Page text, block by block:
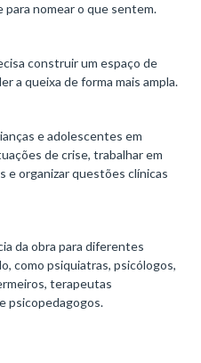
nomear o que sentem.
construir um espaço de
a queixa de forma mais ampla.
e adolescentes em
de crise, trabalhar em
e organizar questões clínicas
da obra para diferentes
como psiquiatras, psicólogos,
terapeutas
psicopedagogos.